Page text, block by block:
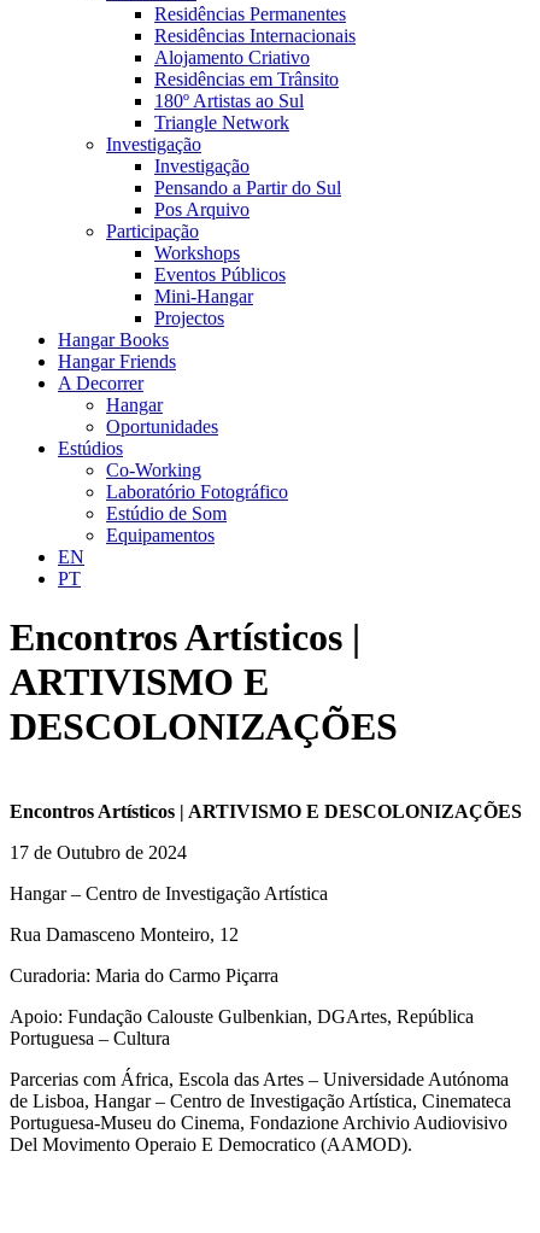
Residências Permanentes
Residências Internacionais
Alojamento Criativo
Residências em Trânsito
180º Artistas ao Sul
Triangle Network
Investigação
Investigação
Pensando a Partir do Sul
Pos Arquivo
Participação
Workshops
Eventos Públicos
Mini-Hangar
Projectos
Hangar Books
Hangar Friends
A Decorrer
Hangar
Oportunidades
Estúdios
Co-Working
Laboratório Fotográfico
Estúdio de Som
Equipamentos
EN
PT
Encontros Artísticos |
ARTIVISMO E
DESCOLONIZAÇÕES
Encontros Artísticos | ARTIVISMO E DESCOLONIZAÇÕES
17 de Outubro de 2024
Hangar – Centro de Investigação Artística
Rua Damasceno Monteiro, 12
Curadoria: Maria do Carmo Piçarra
Apoio: Fundação Calouste Gulbenkian, DGArtes, República
Portuguesa – Cultura
Parcerias com África, Escola das Artes – Universidade Autónoma
de Lisboa, Hangar – Centro de Investigação Artística, Cinemateca
Portuguesa-Museu do Cinema, Fondazione Archivio Audiovisivo
Del Movimento Operaio E Democratico (AAMOD).